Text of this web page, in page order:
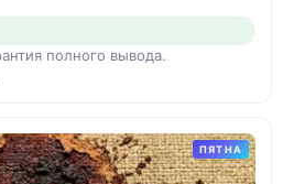
полного вывода.
ПЯТНА